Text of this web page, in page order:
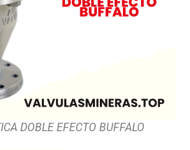
DOBLE EFECTO BUFFALO